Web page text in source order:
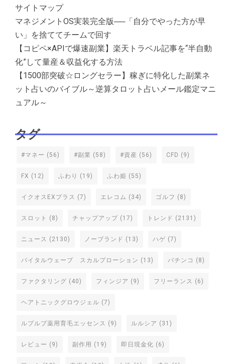
サイトマップ
マネジメントOS実装完全版──「自分でやった方が早
い」を捨ててチームで回す
【コピペ×APIで爆速副業】楽天トラベル記事を“半自動
化”して量産＆収益化する方法
【1500部突破☆ロングセラー】稼ぎに特化した副業ネ
ット占いのバイブル～逆算タロット占いメール鑑定マニ
ュアル～
タグ
#マネー (56) #副業 (58) #資産 (56) CFD (9)
FX (12) ふわり (19) ふわ姫 (55)
イクオスEXプラス (7) エレコム (34) ゴルフ (8)
スロット (8) チャップアップ (17) トレンド (2131)
ニュース (2130) ノーブランド (13) ハゲ (7)
バイタルウェーブ スカルプローション (13) パチンコ (8)
ファクタリング (40) フィンジア (9) フリーランス (6)
ヘアトニックグロウジェル (7)
ルプルプ薬用育毛エッセンス (9) ルルシア (31)
レビュー (9) 副作用 (19) 即日現金化 (6)